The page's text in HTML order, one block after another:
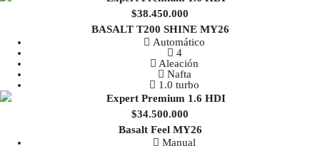
$38.450.000
BASALT T200 SHINE MY26
Automático
4
Aleación
Nafta
1.0 turbo
$34.500.000
Basalt Feel MY26
Manual